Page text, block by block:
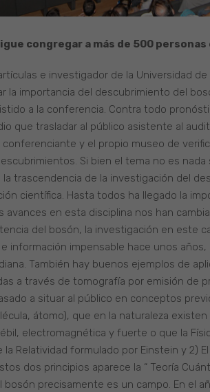
congregar a más de 500
e investigador de la Universidad
la importancia del descubrimiento del
a la conferencia. Contra todo
que trasladar al público asistente al
y el propio museo de
Si bien el tema no es
trascendencia de la investigación del
científica. Hasta todos ha llegado la
avances en esta disciplina nos han
del bosón, la investigación en este
información impensable hace unos
También hay buenos ejemplos de
a través de tomografía por emisión de
a situar al público en conceptos
átomo), que en la naturaleza
electromagnética y fuerte o que la
la Relatividad formulado por Einstein y 2)
dos principios aparece la “ Teoría
bosón precisamente es un campo. En el